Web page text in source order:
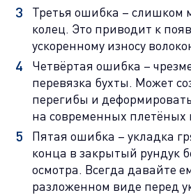
Третья ошибка – слишком
колец. Это приводит к
ускоренному износу
Четвёртая ошибка –
перевязка бухты. Может
перегибы и
на современных плетёных
Пятая ошибка – укладка
конца в закрытый рундук
осмотра. Всегда давайте
разложенном виде перед